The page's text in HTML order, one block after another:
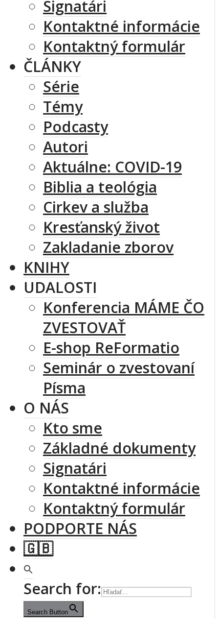
Signatári
Kontaktné informácie
Kontaktný formulár
ČLÁNKY
Série
Témy
Podcasty
Autori
Aktuálne: COVID-19
Biblia a teológia
Cirkev a služba
Kresťanský život
Zakladanie zborov
KNIHY
UDALOSTI
Konferencia MÁME ČO
ZVESTOVAŤ
E-shop ReFormatio
Seminár o zvestovaní
Písma
O NÁS
Kto sme
Základné dokumenty
Signatári
Kontaktné informácie
Kontaktný formulár
PODPORTE NÁS
🇬🇧
Search for:
Search Button